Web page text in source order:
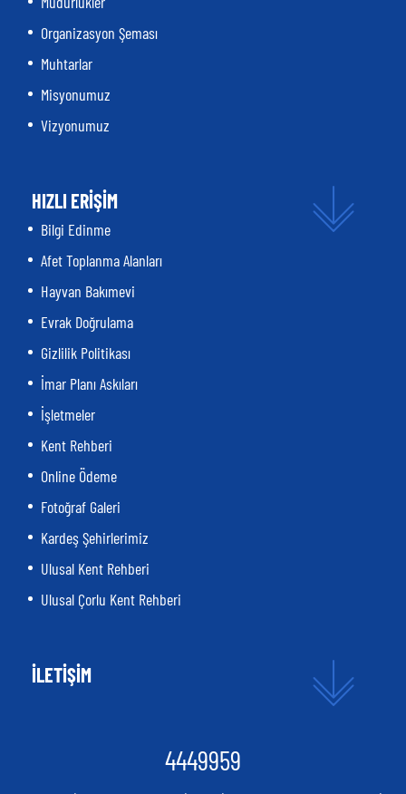
Organizasyon Şeması
Muhtarlar
Misyonumuz
Vizyonumuz
HIZLI ERİŞİM
Bilgi Edinme
Afet Toplanma Alanları
Hayvan Bakımevi
Evrak Doğrulama
Gizlilik Politikası
İmar Planı Askıları
İşletmeler
Kent Rehberi
Online Ödeme
Fotoğraf Galeri
Kardeş Şehirlerimiz
Ulusal Kent Rehberi
Ulusal Çorlu Kent Rehberi
İLETİŞİM
4449959